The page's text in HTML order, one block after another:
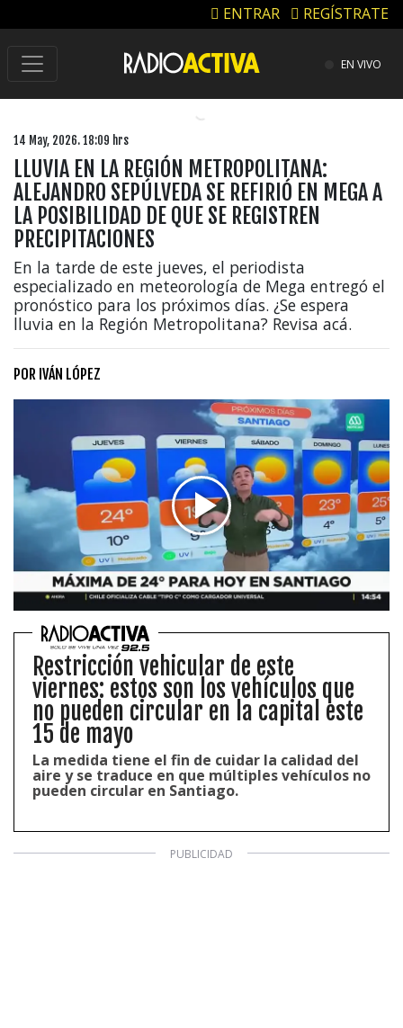
ENTRAR REGÍSTRATE
EN VIVO
14 May, 2026. 18:09 hrs
LLUVIA EN LA REGIÓN METROPOLITANA:
ALEJANDRO SEPÚLVEDA SE REFIRIÓ EN MEGA A
LA POSIBILIDAD DE QUE SE REGISTREN
PRECIPITACIONES
En la tarde de este jueves, el periodista
especializado en meteorología de Mega entregó el
pronóstico para los próximos días. ¿Se espera
lluvia en la Región Metropolitana? Revisa acá.
POR IVÁN LÓPEZ
Restricción vehicular de este
viernes: estos son los vehículos que
no pueden circular en la capital este
15 de mayo
La medida tiene el fin de cuidar la calidad del
aire y se traduce en que múltiples vehículos no
pueden circular en Santiago.